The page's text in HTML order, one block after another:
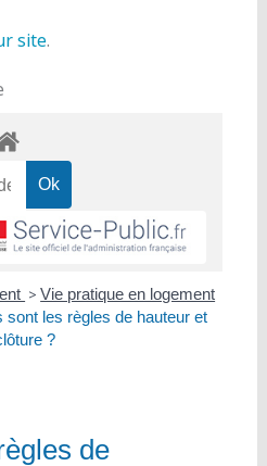
site.
> Vie pratique en logement
sont les règles de hauteur et
?
de